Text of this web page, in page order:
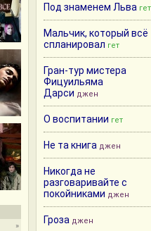
»
Под знаменем Льва гет
Мальчик, который всё
спланировал гет
Гран-тур мистера
Фицуильяма
Дарси джен
О воспитании гет
Не та книга джен
Никогда не
разговаривайте с
покойниками джен
Гроза джен